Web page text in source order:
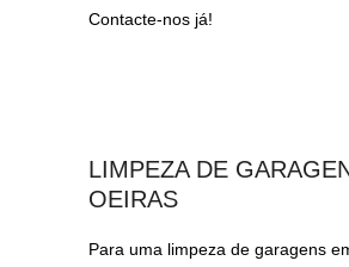
Contacte-nos já!
LIMPEZA DE
OEIRAS
Para uma limpeza de garagens